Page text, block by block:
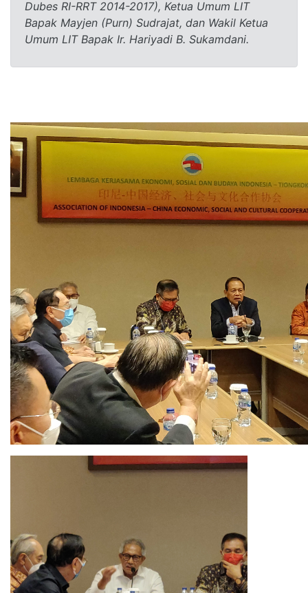
Dubes RI-RRT 2014-2017), Ketua Umum LIT
Bapak Mayjen (Purn) Sudrajat, dan Wakil Ketua
Umum LIT Bapak Ir. Hariyadi B. Sukamdani.